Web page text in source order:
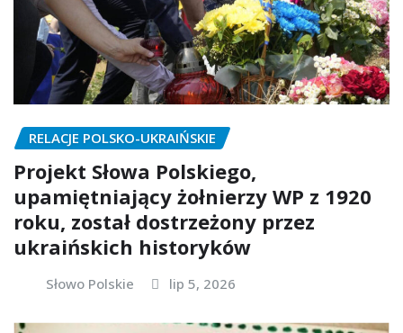
RELACJE POLSKO-UKRAIŃSKIE
Projekt Słowa Polskiego,
upamiętniający żołnierzy WP z 1920
roku, został dostrzeżony przez
ukraińskich historyków
Słowo Polskie lip 5, 2026